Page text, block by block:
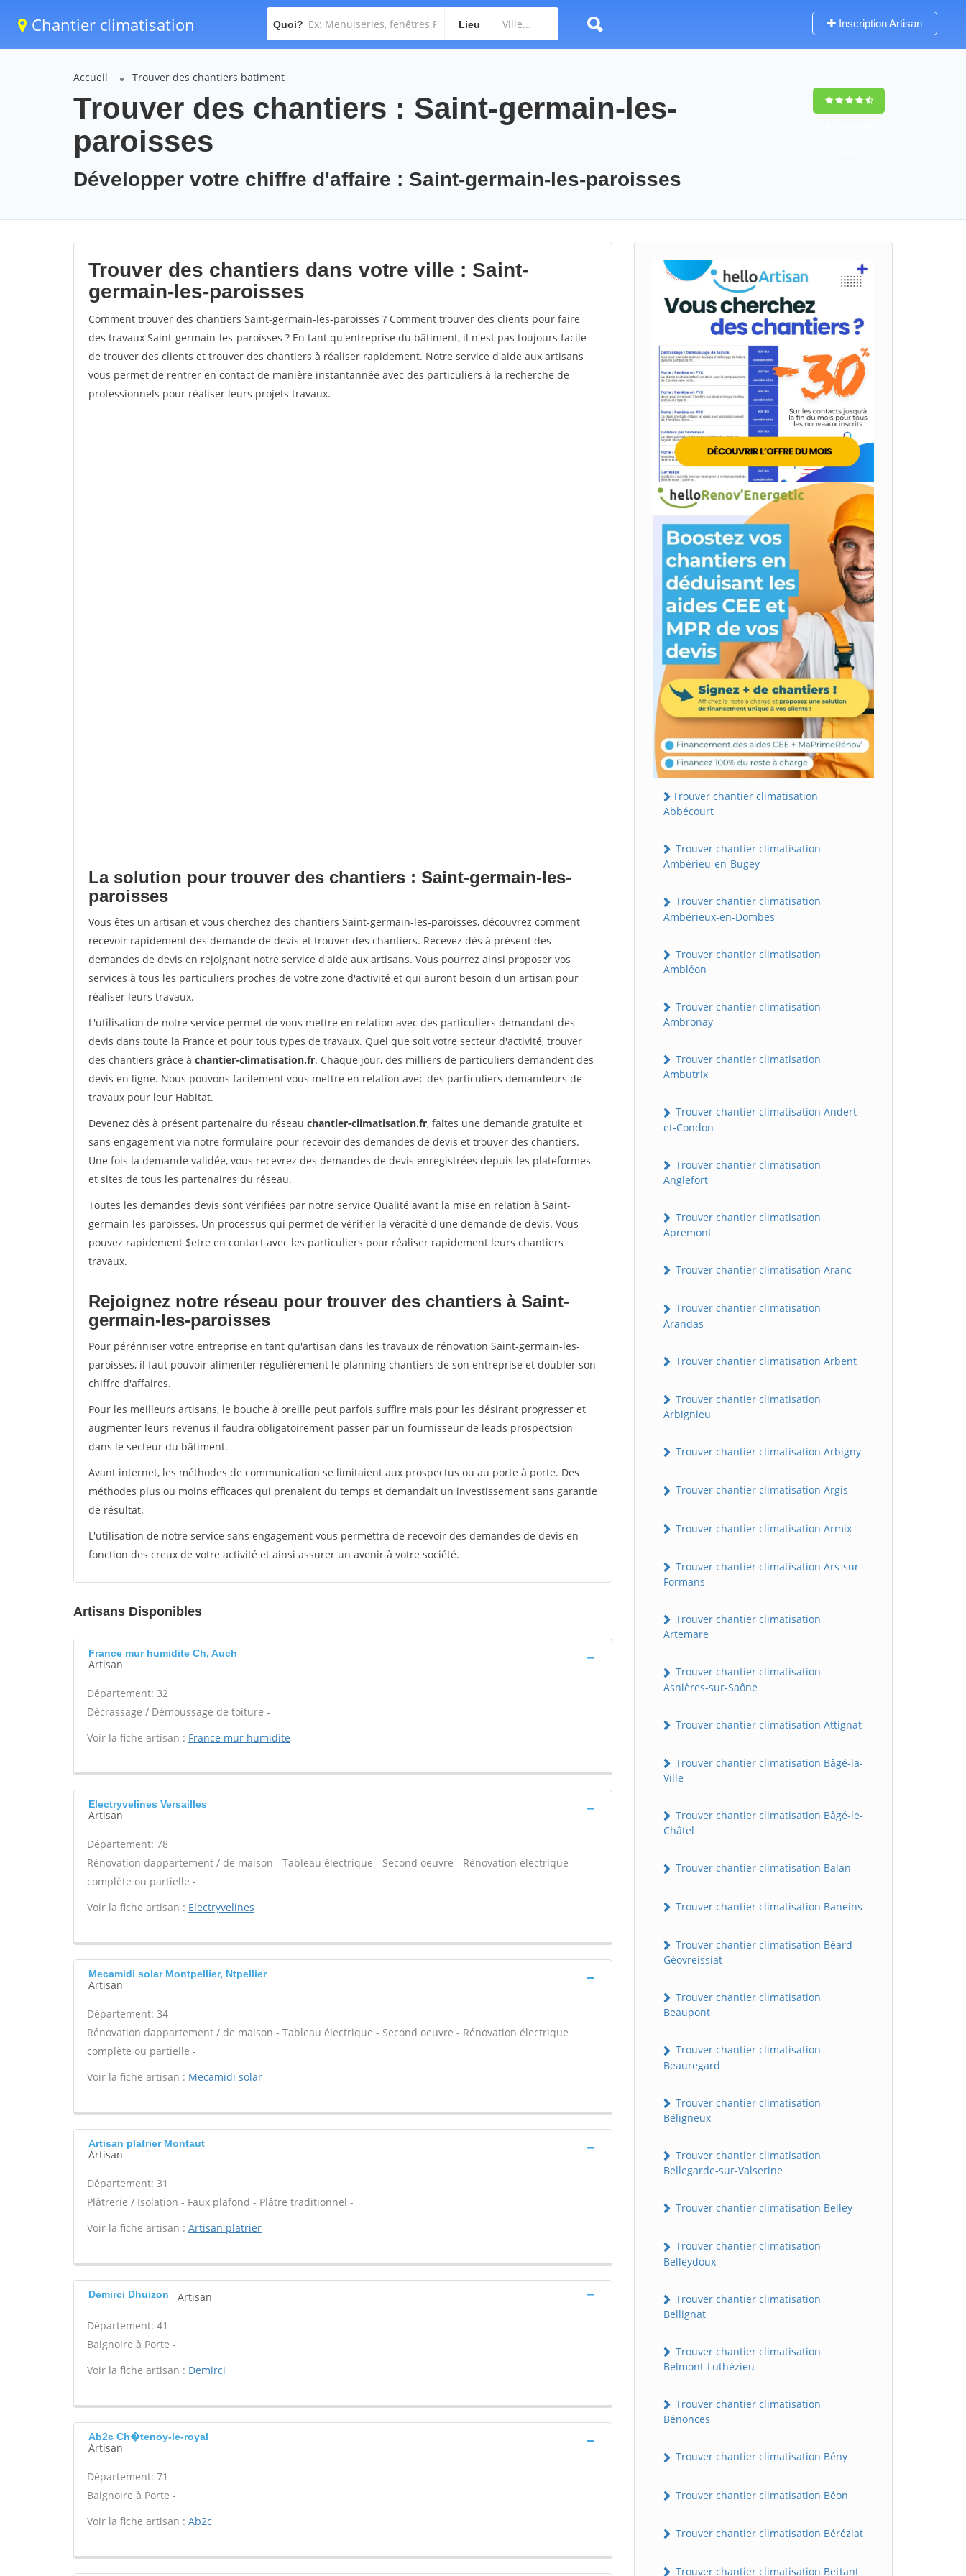
Chantier climatisation Quoi? Lieu Inscription Artisan
Accueil Trouver des chantiers batiment
Trouver des chantiers : Saint-germain-les-
paroisses
Développer votre chiffre d'affaire : Saint-germain-les-paroisses
Trouver des chantiers dans votre ville : Saint-
germain-les-paroisses
Comment trouver des chantiers Saint-germain-les-paroisses ? Comment trouver des clients pour faire
des travaux Saint-germain-les-paroisses ? En tant qu'entreprise du bâtiment, il n'est pas toujours facile
de trouver des clients et trouver des chantiers à réaliser rapidement. Notre service d'aide aux artisans
vous permet de rentrer en contact de manière instantannée avec des particuliers à la recherche de
professionnels pour réaliser leurs projets travaux.
La solution pour trouver des chantiers : Saint-germain-les-
paroisses
Vous êtes un artisan et vous cherchez des chantiers Saint-germain-les-paroisses, découvrez comment
recevoir rapidement des demande de devis et trouver des chantiers. Recevez dès à présent des
demandes de devis en rejoignant notre service d'aide aux artisans. Vous pourrez ainsi proposer vos
services à tous les particuliers proches de votre zone d'activité et qui auront besoin d'un artisan pour
réaliser leurs travaux.
L'utilisation de notre service permet de vous mettre en relation avec des particuliers demandant des
devis dans toute la France et pour tous types de travaux. Quel que soit votre secteur d'activité, trouver
des chantiers grâce à chantier-climatisation.fr. Chaque jour, des milliers de particuliers demandent des
devis en ligne. Nous pouvons facilement vous mettre en relation avec des particuliers demandeurs de
travaux pour leur Habitat.
Devenez dès à présent partenaire du réseau chantier-climatisation.fr, faites une demande gratuite et
sans engagement via notre formulaire pour recevoir des demandes de devis et trouver des chantiers.
Une fois la demande validée, vous recevrez des demandes de devis enregistrées depuis les plateformes
et sites de tous les partenaires du réseau.
Toutes les demandes devis sont vérifiées par notre service Qualité avant la mise en relation à Saint-
germain-les-paroisses. Un processus qui permet de vérifier la véracité d'une demande de devis. Vous
pouvez rapidement $etre en contact avec les particuliers pour réaliser rapidement leurs chantiers
travaux.
Rejoignez notre réseau pour trouver des chantiers à Saint-
germain-les-paroisses
Pour pérénniser votre entreprise en tant qu'artisan dans les travaux de rénovation Saint-germain-les-
paroisses, il faut pouvoir alimenter régulièrement le planning chantiers de son entreprise et doubler son
chiffre d'affaires.
Pour les meilleurs artisans, le bouche à oreille peut parfois suffire mais pour les désirant progresser et
augmenter leurs revenus il faudra obligatoirement passer par un fournisseur de leads prospectsion
dans le secteur du bâtiment.
Avant internet, les méthodes de communication se limitaient aux prospectus ou au porte à porte. Des
méthodes plus ou moins efficaces qui prenaient du temps et demandait un investissement sans garantie
de résultat.
L'utilisation de notre service sans engagement vous permettra de recevoir des demandes de devis en
fonction des creux de votre activité et ainsi assurer un avenir à votre société.
Artisans Disponibles
France mur humidite Ch, Auch
Artisan
Département: 32
Décrassage / Démoussage de toiture -
Voir la fiche artisan : France mur humidite
Electryvelines Versailles
Artisan
Département: 78
Rénovation dappartement / de maison - Tableau électrique - Second oeuvre - Rénovation électrique
complète ou partielle -
Voir la fiche artisan : Electryvelines
Mecamidi solar Montpellier, Ntpellier
Artisan
Département: 34
Rénovation dappartement / de maison - Tableau électrique - Second oeuvre - Rénovation électrique
complète ou partielle -
Voir la fiche artisan : Mecamidi solar
Artisan platrier Montaut
Artisan
Département: 31
Plâtrerie / Isolation - Faux plafond - Plâtre traditionnel -
Voir la fiche artisan : Artisan platrier
Demirci Dhuizon Artisan
Département: 41
Baignoire à Porte -
Voir la fiche artisan : Demirci
Ab2c Ch�tenoy-le-royal
Artisan
Département: 71
Baignoire à Porte -
Voir la fiche artisan : Ab2c
Trouver chantier climatisation
Abbécourt
Trouver chantier climatisation
Ambérieu-en-Bugey
Trouver chantier climatisation
Ambérieux-en-Dombes
Trouver chantier climatisation
Ambléon
Trouver chantier climatisation
Ambronay
Trouver chantier climatisation
Ambutrix
Trouver chantier climatisation Andert-
et-Condon
Trouver chantier climatisation
Anglefort
Trouver chantier climatisation
Apremont
Trouver chantier climatisation Aranc
Trouver chantier climatisation
Arandas
Trouver chantier climatisation Arbent
Trouver chantier climatisation
Arbignieu
Trouver chantier climatisation Arbigny
Trouver chantier climatisation Argis
Trouver chantier climatisation Armix
Trouver chantier climatisation Ars-sur-
Formans
Trouver chantier climatisation
Artemare
Trouver chantier climatisation
Asnières-sur-Saône
Trouver chantier climatisation Attignat
Trouver chantier climatisation Bâgé-la-
Ville
Trouver chantier climatisation Bâgé-le-
Châtel
Trouver chantier climatisation Balan
Trouver chantier climatisation Baneins
Trouver chantier climatisation Béard-
Géovreissiat
Trouver chantier climatisation
Beaupont
Trouver chantier climatisation
Beauregard
Trouver chantier climatisation
Béligneux
Trouver chantier climatisation
Bellegarde-sur-Valserine
Trouver chantier climatisation Belley
Trouver chantier climatisation
Belleydoux
Trouver chantier climatisation
Bellignat
Trouver chantier climatisation
Belmont-Luthézieu
Trouver chantier climatisation
Bénonces
Trouver chantier climatisation Bény
Trouver chantier climatisation Béon
Trouver chantier climatisation Béréziat
Trouver chantier climatisation Bettant